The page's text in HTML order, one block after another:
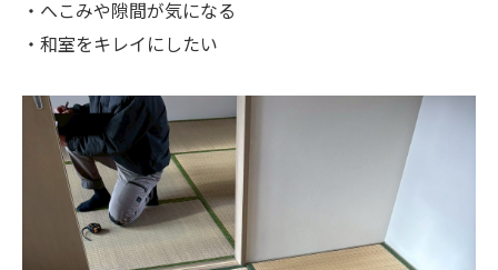
・へこみや隙間が気になる
・和室をキレイにしたい